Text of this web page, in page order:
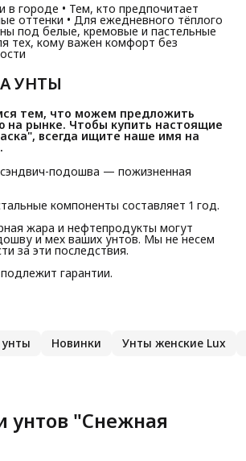
в городе • Тем, кто предпочитает
оттенки • Для ежедневного тёплого
под белые, кремовые и пастельные
тех, кому важен комфорт без
УНТЫ
тем, что можем предложить
на рынке. Чтобы купить настоящие
всегда ищите наше имя на
подошва — пожизненная
компоненты составляет 1 год.
жара и нефтепродукты могут
и мех ваших унтов. Мы не несем
за эти последствия.
гарантии.
Новинки Унты женские Lux
унтов "Снежная